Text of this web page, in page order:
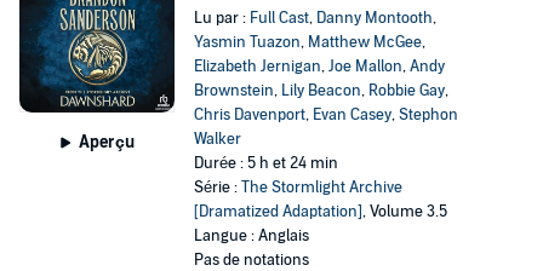
Aperçu
Lu par : Full Cast, Danny Montooth,
Yasmin Tuazon, Matthew McGee,
Elizabeth Jernigan,Joe Mallon,Andy
Brownstein, Lily Beacon, Robbie Gay,
Chris Davenport, Evan Casey,Stephon
Walker
Durée : 5 h et 24 min
Série :The Stormlight Archive
[Dramatized Adaptation], Volume 3.5
Langue : Anglais
Pas de notations